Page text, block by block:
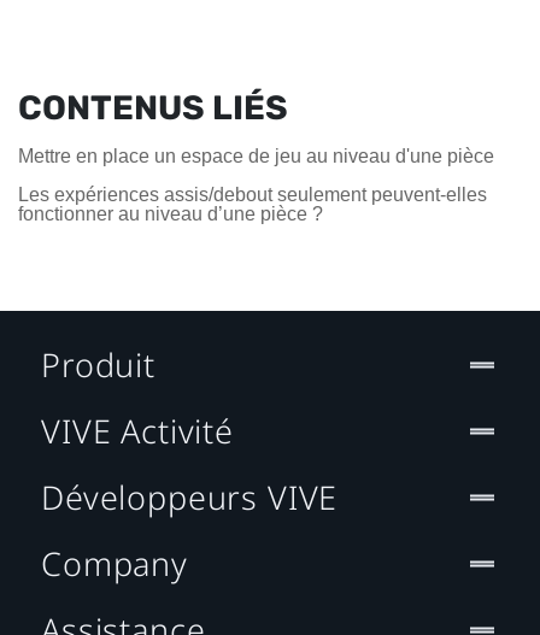
CONTENUS LIÉS
Mettre en place un espace de jeu au niveau d'une pièce
Les expériences assis/debout seulement peuvent-elles
fonctionner au niveau d’une pièce ?
Produit
VIVE Activité
Développeurs VIVE
Company